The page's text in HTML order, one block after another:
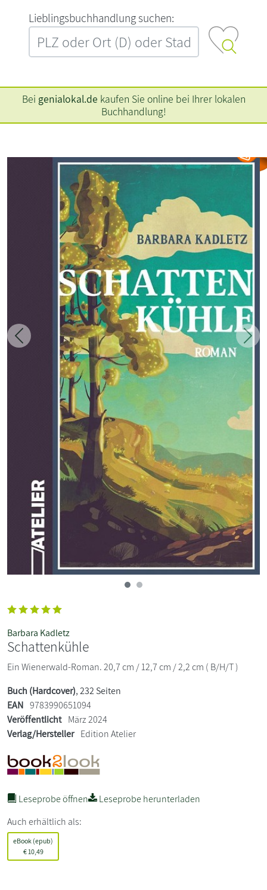
L‍i‍e‍b‍l‍i‍n‍g‍s‍b‍u‍c‍h‍h‍a‍n‍d‍l‍u‍n‍g‍ ‍s‍u‍c‍h‍e‍n‍:‍
Bei genialokal.de kaufen Sie online bei Ihrer lokalen
Buchhandlung!
Zurück
Barbara Kadletz
Schattenkühle
Ein Wienerwald-Roman. 20,7 cm / 12,7 cm / 2,2 cm ( B/H/T )
Buch (Hardcover), 232 Seiten
EAN 9783990651094
Veröffentlicht März 2024
Verlag/Hersteller Edition Atelier
Leseprobe öffnen
Leseprobe herunterladen
Auch erhältlich als:
eBook (epub)
€10,49